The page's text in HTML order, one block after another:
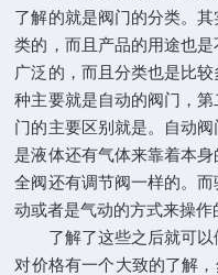
了解的就是阀门的分类。
类的，而且产品的用途也
广泛的，而且分类也是比较
种主要就是自动的阀门，
门的主要区别就是。自动
是液体还有气体来靠着本
全阀还有调节阀一样的。
动或者是气动的方式来操作
了解了这些之后就可以
对价格有一个大致的了解